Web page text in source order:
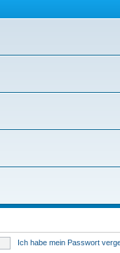
Ich habe mein Passwort